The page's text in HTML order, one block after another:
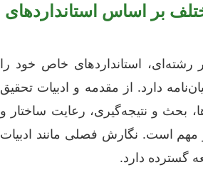
بر اساس استانداردهای
استانداردهای خاص خود را
دارد. از مقدمه و ادبیات تحقیق
بحث و نتیجه‌گیری، رعایت ساختار و
مهم است. نگارش فصلی مانند ادبیات
گسترده دارد.